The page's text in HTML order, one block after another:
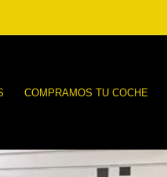
COMPRAMOS TU COCHE